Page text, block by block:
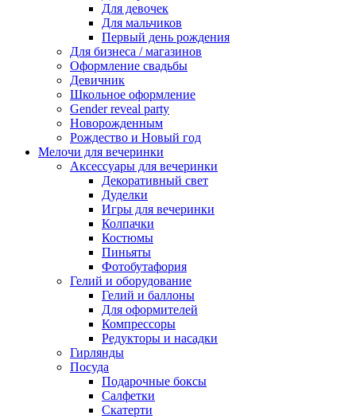
Для девочек
Для мальчиков
Первый день рождения
Для бизнеса / магазинов
Оформление свадьбы
Девичник
Школьное оформление
Gender reveal party
Новорожденным
Рождество и Новый год
Мелочи для вечеринки
Аксессуары для вечеринки
Декоративный свет
Дуделки
Игры для вечеринки
Колпачки
Костюмы
Пиньяты
Фотобутафория
Гелий и оборудование
Гелий и баллоны
Для оформителей
Компрессоры
Редукторы и насадки
Гирлянды
Посуда
Подарочные боксы
Салфетки
Скатерти